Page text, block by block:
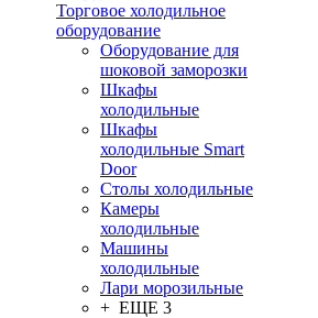
Торговое холодильное
оборудование
Оборудование для
шоковой заморозки
Шкафы
холодильные
Шкафы
холодильные Smart
Door
Столы холодильные
Камеры
холодильные
Машины
холодильные
Лари морозильные
+ ЕЩЕ 3